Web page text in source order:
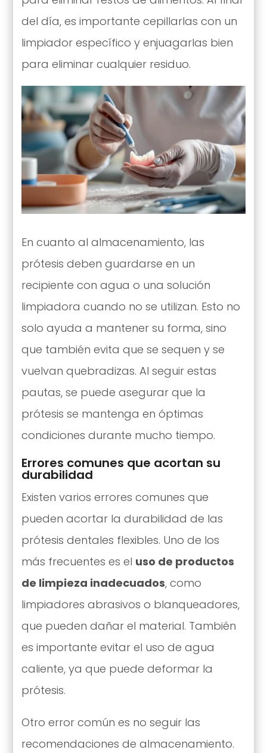
del día, es importante cepillarlas con un
limpiador específico y enjuagarlas bien
para eliminar cualquier residuo.
En cuanto al almacenamiento, las
prótesis deben guardarse en un
recipiente con agua o una solución
limpiadora cuando no se utilizan. Esto no
solo ayuda a mantener su forma, sino
que también evita que se sequen y se
vuelvan quebradizas. Al seguir estas
pautas, se puede asegurar que la
prótesis se mantenga en óptimas
condiciones durante mucho tiempo.
Errores comunes que acortan su
durabilidad
Existen varios errores comunes que
pueden acortar la durabilidad de las
prótesis dentales flexibles. Uno de los
más frecuentes es el uso de productos
de limpieza inadecuados, como
limpiadores abrasivos o blanqueadores,
que pueden dañar el material. También
es importante evitar el uso de agua
caliente, ya que puede deformar la
prótesis.
Otro error común es no seguir las
recomendaciones de almacenamiento.